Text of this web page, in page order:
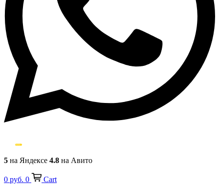
5 на Яндексе 4.8 на Авито
0 руб. 0 Cart